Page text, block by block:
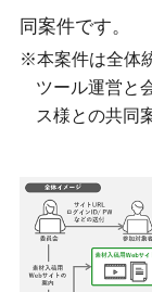
同案件です。
本案件は全体
ツール運営と
ス様との共同